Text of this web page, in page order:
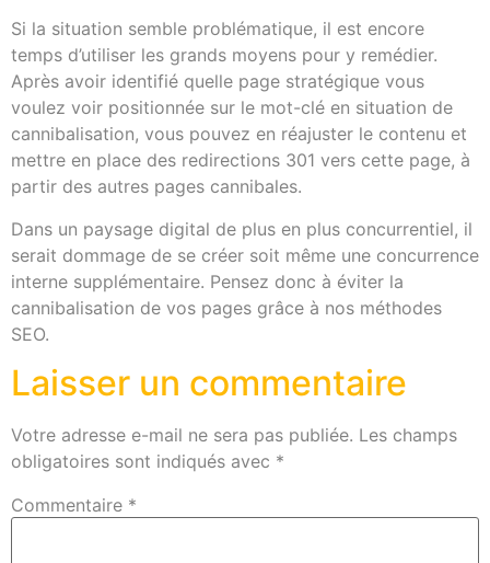
Si la situation semble problématique, il est encore
temps d’utiliser les grands moyens pour y remédier.
Après avoir identifié quelle page stratégique vous
voulez voir positionnée sur le mot-clé en situation de
cannibalisation, vous pouvez en réajuster le contenu et
mettre en place des redirections 301 vers cette page, à
partir des autres pages cannibales.
Dans un paysage digital de plus en plus concurrentiel, il
serait dommage de se créer soit même une concurrence
interne supplémentaire. Pensez donc à éviter la
cannibalisation de vos pages grâce à nos méthodes
SEO.
Laisser un commentaire
Votre adresse e-mail ne sera pas publiée. Les champs
obligatoires sont indiqués avec *
Commentaire *